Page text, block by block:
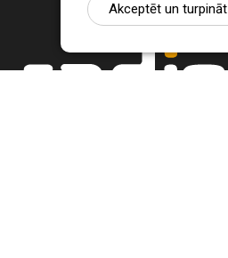
Akceptēt un turpināt